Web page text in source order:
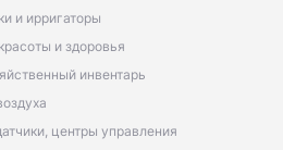
и ирригаторы
и здоровья
инвентарь
центры управления